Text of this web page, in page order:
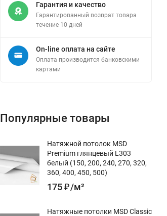
Гарантия и качество
Гарантированный возврат товара
течение 10 дней
On-line оплата на сайте
Оплата производится банковскими
картами
Популярные товары
Натяжной потолок MSD
Premium глянцевый L303
белый (150, 200, 240, 270, 320,
360, 400, 450, 500)
175₽/м²
Натяжные потолки MSD Classic